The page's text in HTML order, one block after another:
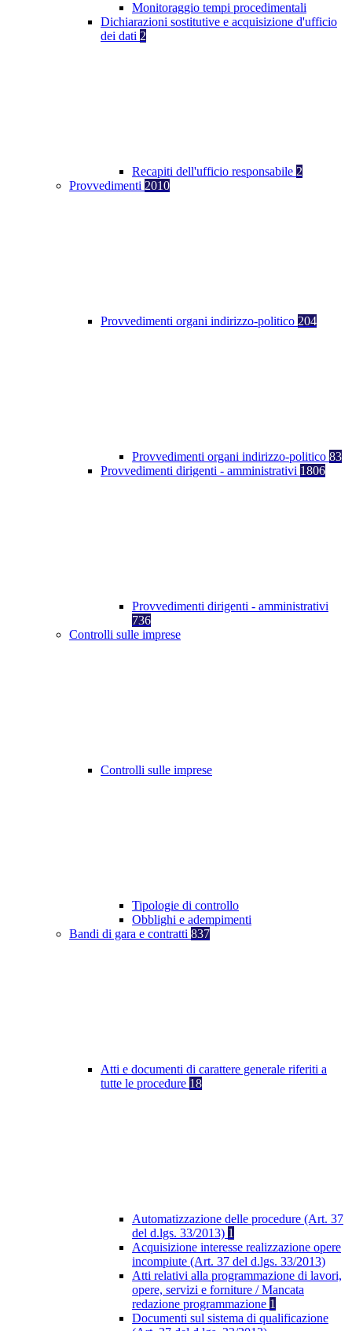
Monitoraggio tempi procedimentali
Dichiarazioni sostitutive e acquisizione d'ufficio
dei dati 2
Recapiti dell'ufficio responsabile 2
Provvedimenti 2010
Provvedimenti organi indirizzo-politico 204
Provvedimenti organi indirizzo-politico 83
Provvedimenti dirigenti - amministrativi 1806
Provvedimenti dirigenti - amministrativi
736
Controlli sulle imprese
Controlli sulle imprese
Tipologie di controllo
Obblighi e adempimenti
Bandi di gara e contratti 837
Atti e documenti di carattere generale riferiti a
tutte le procedure 18
Automatizzazione delle procedure (Art. 37
del d.lgs. 33/2013) 1
Acquisizione interesse realizzazione opere
incompiute (Art. 37 del d.lgs. 33/2013)
Atti relativi alla programmazione di lavori,
opere, servizi e forniture / Mancata
redazione programmazione 1
Documenti sul sistema di qualificazione